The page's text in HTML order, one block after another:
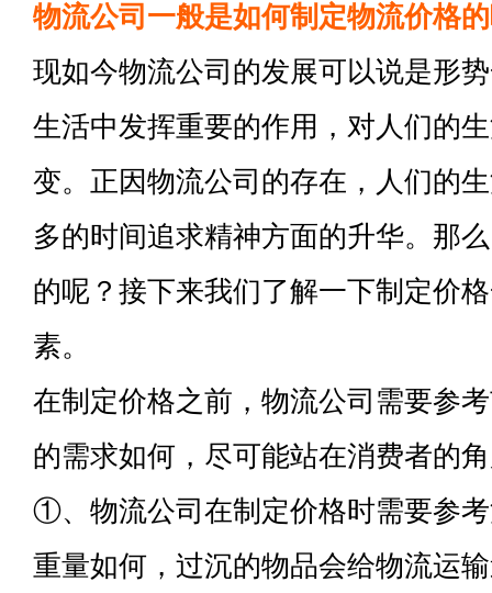
物流公司一般是如何制定物流价格
现如今物流公司的发展可以说是形
生活中发挥重要的作用，对人们的
变。正因物流公司的存在，人们的
多的时间追求精神方面的升华。那
的呢？接下来我们了解一下制定价
素。
在制定价格之前，物流公司需要参
的需求如何，尽可能站在消费者的
①、物流公司在制定价格时需要参
重量如何，过沉的物品会给物流运